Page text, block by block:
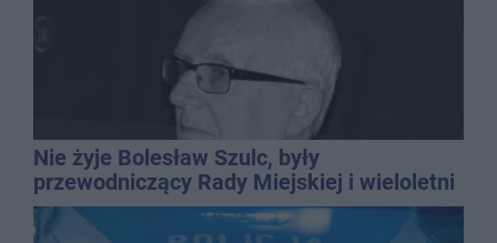
Nie żyje Bolesław Szulc, były
przewodniczący Rady Miejskiej i wieloletni
dyrektor SP 14